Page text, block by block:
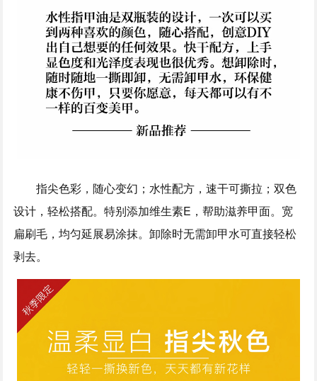
指尖色彩，随心变幻；水性配方，速干可撕拉；双色
设计，轻松搭配。特别添加维生素E，帮助滋养甲面。宽
扁刷毛，均匀延展易涂抹。卸除时无需卸甲水可直接轻松
剥去。